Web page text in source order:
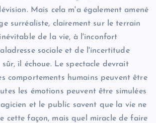
Mais cela m'a également amené
surréaliste, clairement sur le terrain
de la vie, à l'inconfort
sociale et de l'incertitude
sûr, il échoue. Le spectacle devrait
comportements humains peuvent être
les émotions peuvent être simulées
et le public savent que la vie ne
cette façon, mais quel miracle de faire